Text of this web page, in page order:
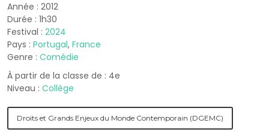
Année : 2012
Durée : 1h30
Festival : 2024
Pays : Portugal, France
Genre : Comédie
À partir de la classe de : 4e
Niveau : Collège
Droits et Grands Enjeux du Monde Contemporain (DGEMC)